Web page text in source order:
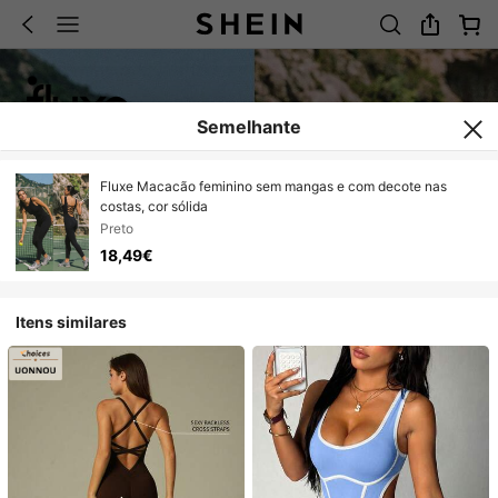
Semelhante
Fluxe Macacão feminino sem mangas e com decote nas
costas, cor sólida
Preto
18,49€
Itens similares